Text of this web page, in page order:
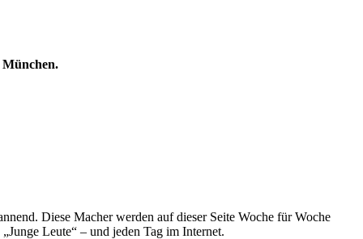
München.
Diese Macher werden auf dieser Seite Woche für Woche
Leute“ – und jeden Tag im Internet.